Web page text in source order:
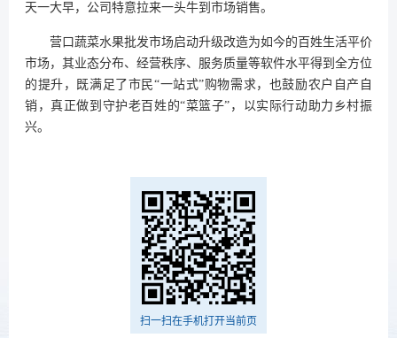
天一大早，公司特意拉来一头牛到市场销售。
营口蔬菜水果批发市场启动升级改造为如今的百姓生活平价
市场，其业态分布、经营秩序、服务质量等软件水平得到全方位
的提升，既满足了市民“一站式”购物需求，也鼓励农户自产自
销，真正做到守护老百姓的“菜篮子”，以实际行动助力乡村振
兴。
扫一扫在手机打开当前页